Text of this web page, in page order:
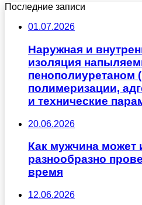
Последние записи
01.07.2026
Наружная и
изоляция
пенополиуретаном
полимеризации,
и технические
20.06.2026
Как мужчина может
разнообразно
время
12.06.2026